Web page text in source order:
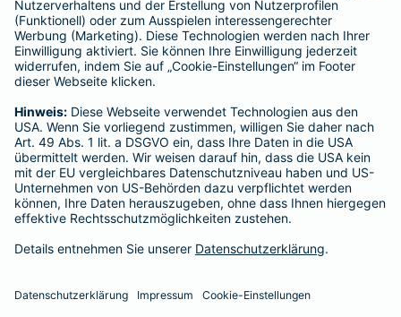
- ROLAND Schutzbrief-Versicherung AG
Für meine Tätigkeit erhalte ich eine Provision und sonstige
Vergütungen, die in der zu entrichtenden Versicherungsprämie
enthalten sind.
Schlichtungsstellen
Für Lebens- und Sachversicherungen:
Verein Versicherungsombudsmann eV,
Postfach 080632, 10006 Berlin
Ombudsmann für private Kranken- / Pflege-Versicherungen,